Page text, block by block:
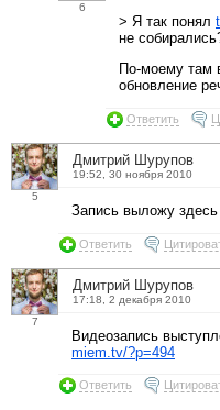
6
> Я так понял
не
По-моему там
обновление
Ответить
5
Дмитрий Шурупов
19:52, 30 ноября 2010
Запись выложу
Ответить
7
Дмитрий Шурупов
17:18, 2 декабря 2010
Видеозапись
miem.tv/?p=494
Ответить